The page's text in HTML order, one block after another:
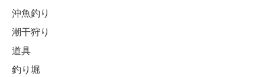
沖魚釣り
潮干狩り
道具
釣り堀